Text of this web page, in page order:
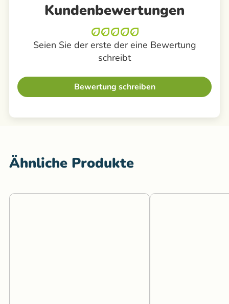
Kundenbewertungen
Seien Sie der erste der eine Bewertung
schreibt
Bewertung schreiben
Ähnliche Produkte